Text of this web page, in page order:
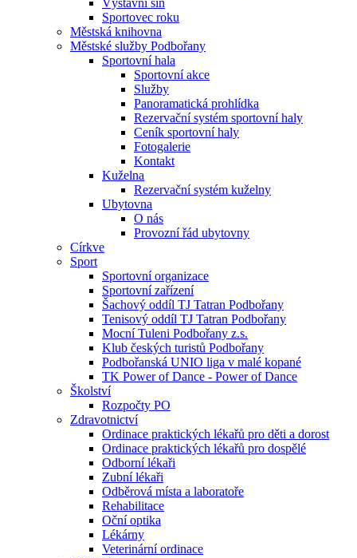
Výstavní síň
Sportovec roku
Městská knihovna
Městské služby Podbořany
Sportovní hala
Sportovní akce
Služby
Panoramatická prohlídka
Rezervační systém sportovní haly
Ceník sportovní haly
Fotogalerie
Kontakt
Kuželna
Rezervační systém kuželny
Ubytovna
O nás
Provozní řád ubytovny
Církve
Sport
Sportovní organizace
Sportovní zařízení
Šachový oddíl TJ Tatran Podbořany
Tenisový oddíl TJ Tatran Podbořany
Mocní Tuleni Podbořany z.s.
Klub českých turistů Podbořany
Podbořanská UNIO liga v malé kopané
TK Power of Dance - Power of Dance
Školství
Rozpočty PO
Zdravotnictví
Ordinace praktických lékařů pro děti a dorost
Ordinace praktických lékařů pro dospělé
Odborní lékaři
Zubní lékaři
Odběrová místa a laboratoře
Rehabilitace
Oční optika
Lékárny
Veterinární ordinace